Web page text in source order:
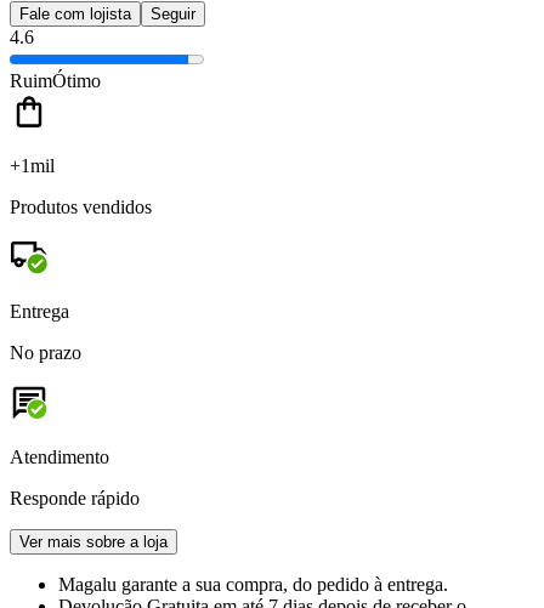
Fale com lojista Seguir
4.6
RuimÓtimo
+1mil
Produtos vendidos
Entrega
No prazo
Atendimento
Responde rápido
Ver mais sobre a loja
Magalu garante a sua compra, do pedido à entrega.